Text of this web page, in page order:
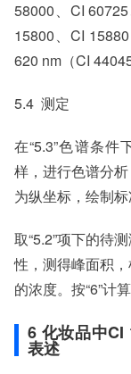
58000、CI
15800、CI
620 nm（CI 44045
5.4 测定
在“5.3”色谱条
样，进行色谱分
为纵坐标，绘制标
取“5.2”项下的待
性，测得峰面积
的浓度。按“6”计
6 化妆品中CI
表述